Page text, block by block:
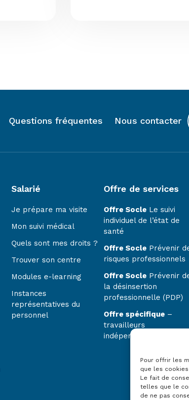
Pour offrir les
que les
Le fait de
telles que le
de ne pas
Questions fréquentes Nous contacter
Salarié
Je prépare ma visite
Mon suivi médical
Quels sont mes droits ?
Trouver son centre
Modules e-learning
Instances
représentatives du
personnel
Offre de services
Offre SocleLe suivi
individuel de l’état de
santé
Offre SoclePrévenir
risques professionnels
Offre SoclePrévenir
la désinsertion
professionnelle (PDP)
Offre spécifique–
travailleurs
indépendants